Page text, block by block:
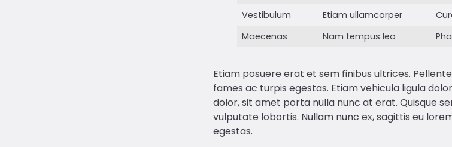
Vestibulum
Etiam ullamcorper
Maecenas
Nam tempus leo
Etiam posuere erat et sem finibus ultrices.
fames ac turpis egestas. Etiam vehicula ligula
dolor, sit amet porta nulla nunc at erat. Quisque
vulputate lobortis. Nullam nunc ex, sagittis eu
egestas.